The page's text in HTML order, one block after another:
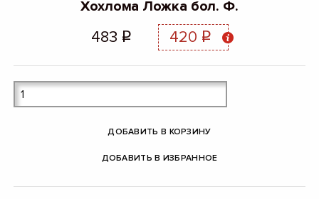
Хохлома Ложка бол. Ф.
483 q 420 q
ДОБАВИТЬ В КОРЗИНУ
ДОБАВИТЬ В ИЗБРАННОЕ